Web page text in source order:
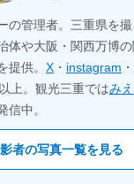
の管理者。三重県を
体や大阪・関西万博
提供。 X ・ instagram ・
上。観光三重ではみ
信中。
者の写真一覧を見る